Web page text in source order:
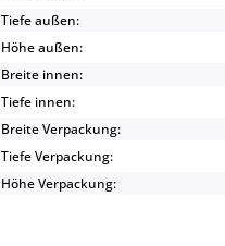
Tiefe außen:
Höhe außen:
Breite innen:
Tiefe innen:
Breite Verpackung:
Tiefe Verpackung:
Höhe Verpackung: